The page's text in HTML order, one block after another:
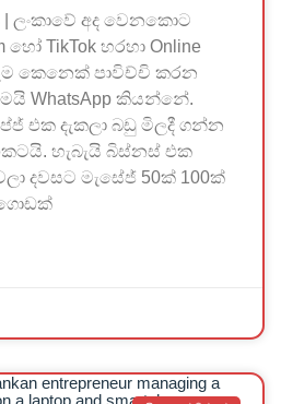
| ලංකාවේ අද වෙනකොට
හෝ TikTok හරහා Online
කෙනෙක් පාවිච්චි කරන
WhatsApp කියන්නේ.
එක දැකලා බඩු මිලදී ගන්න
හැබැයි බිස්නස් එක
දවසට මැසේජ් 50ක් 100ක්